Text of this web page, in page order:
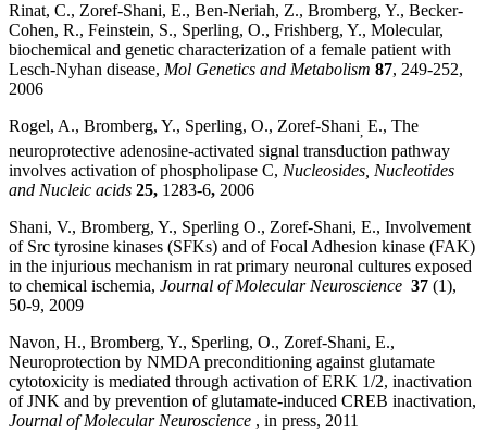
Rinat, C., Zoref-Shani, E., Ben-Neriah, Z., Bromberg, Y., Becker-
Cohen, R., Feinstein, S., Sperling, O., Frishberg, Y., Molecular,
biochemical and genetic characterization of a female patient with
Lesch-Nyhan disease, Mol Genetics and Metabolism 87, 249-252,
2006
Rogel, A., Bromberg, Y., Sperling, O., Zoref-Shani, E., The
neuroprotective adenosine-activated signal transduction pathway
involves activation of phospholipase C, Nucleosides, Nucleotides
and Nucleic acids 25, 1283-6, 2006
Shani, V., Bromberg, Y., Sperling O., Zoref-Shani, E., Involvement
of Src tyrosine kinases (SFKs) and of Focal Adhesion kinase (FAK)
in the injurious mechanism in rat primary neuronal cultures exposed
to chemical ischemia, Journal of Molecular Neuroscience 37 (1),
50-9, 2009
Navon, H., Bromberg, Y., Sperling, O., Zoref-Shani, E.,
Neuroprotection by NMDA preconditioning against glutamate
cytotoxicity is mediated through activation of ERK 1/2, inactivation
of JNK and by prevention of glutamate-induced CREB inactivation,
Journal of Molecular Neuroscience , in press, 2011